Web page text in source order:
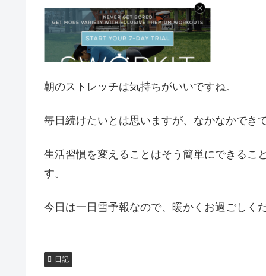
朝のストレッチは気持ちがいいですね。
毎日続けたいとは思いますが、なかなかでき
生活習慣を変えることはそう簡単にできるこ
す。
今日は一日雪予報なので、暖かくお過ごしく
日記